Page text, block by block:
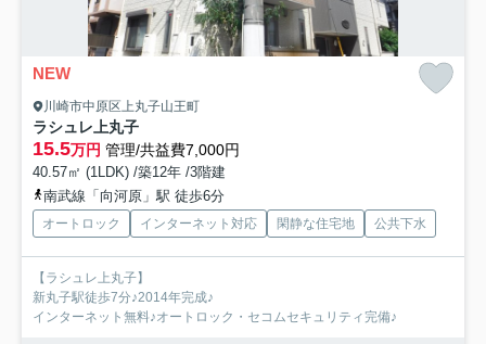
NEW
川崎市中原区上丸子山王町
ラシュレ上丸子
15.5万円 管理/共益費7,000円
40.57㎡ (1LDK) /築12年 /3階建
南武線「向河原」駅 徒歩6分
オートロック インターネット対応 閑静な住宅地 公共下水
【ラシュレ上丸子】
新丸子駅徒歩7分♪2014年完成♪
インターネット無料♪オートロック・セコムセキュリティ完備♪